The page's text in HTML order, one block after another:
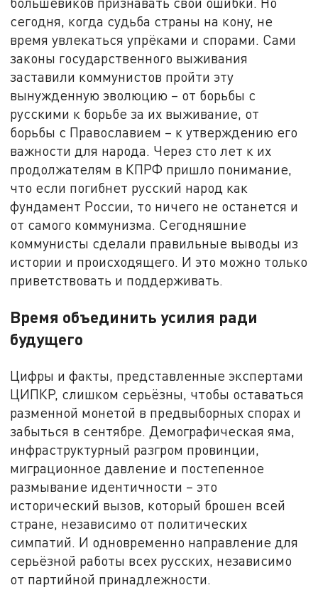
сегодня, когда судьба страны на кону, не
время увлекаться упрёками и спорами. Сами
законы государственного выживания
заставили коммунистов пройти эту
вынужденную эволюцию – от борьбы с
русскими к борьбе за их выживание, от
борьбы с Православием – к утверждению его
важности для народа. Через сто лет к их
продолжателям в КПРФ пришло понимание,
что если погибнет русский народ как
фундамент России, то ничего не останется и
от самого коммунизма. Сегодняшние
коммунисты сделали правильные выводы из
истории и происходящего. И это можно только
приветствовать и поддерживать.
Время объединить усилия ради
будущего
Цифры и факты, представленные экспертами
ЦИПКР, слишком серьёзны, чтобы оставаться
разменной монетой в предвыборных спорах и
забыться в сентябре. Демографическая яма,
инфраструктурный разгром провинции,
миграционное давление и постепенное
размывание идентичности – это
исторический вызов, который брошен всей
стране, независимо от политических
симпатий. И одновременно направление для
серьёзной работы всех русских, независимо
от партийной принадлежности.